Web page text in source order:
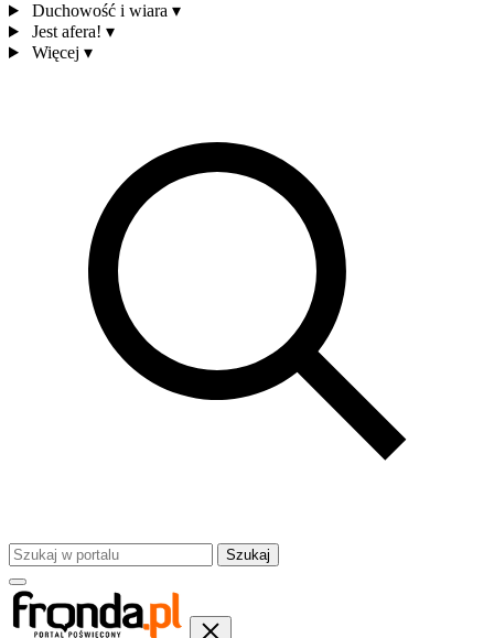
Duchowość i wiara ▾
Jest afera! ▾
Więcej ▾
Szukaj